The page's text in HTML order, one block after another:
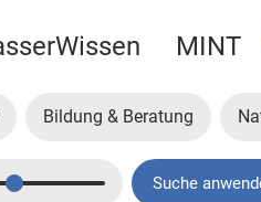
MINT
Bildung & Beratung
Suche